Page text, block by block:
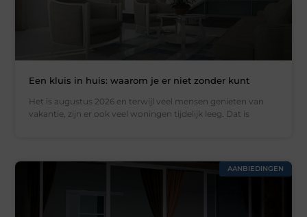
Een kluis in huis: waarom je er niet zonder kunt
Het is augustus 2026 en terwijl veel mensen genieten van
vakantie, zijn er ook veel woningen tijdelijk leeg. Dat is
AANBIEDINGEN